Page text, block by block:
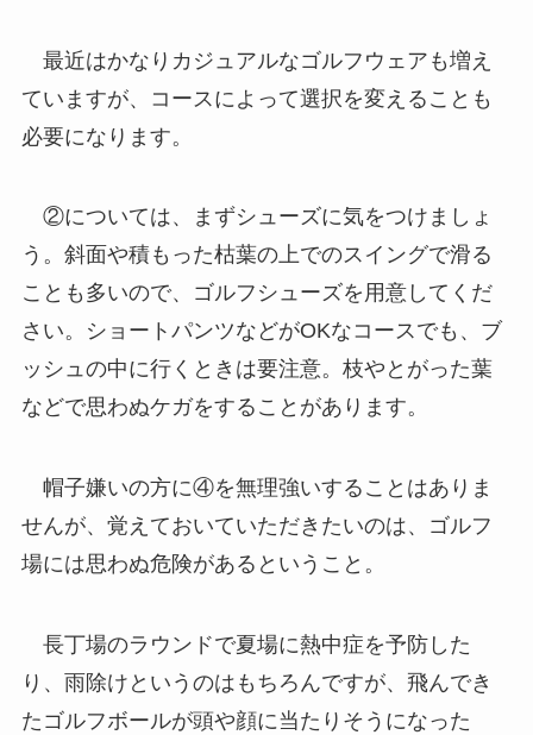
最近はかなりカジュアルなゴルフウェアも増え
ていますが、コースによって選択を変えることも
必要になります。
②については、まずシューズに気をつけましょ
う。斜面や積もった枯葉の上でのスイングで滑る
ことも多いので、ゴルフシューズを用意してくだ
さい。ショートパンツなどがOKなコースでも、ブ
ッシュの中に行くときは要注意。枝やとがった葉
などで思わぬケガをすることがあります。
帽子嫌いの方に④を無理強いすることはありま
せんが、覚えておいていただきたいのは、ゴルフ
場には思わぬ危険があるということ。
長丁場のラウンドで夏場に熱中症を予防した
り、雨除けというのはもちろんですが、飛んでき
たゴルフボールが頭や顔に当たりそうになった